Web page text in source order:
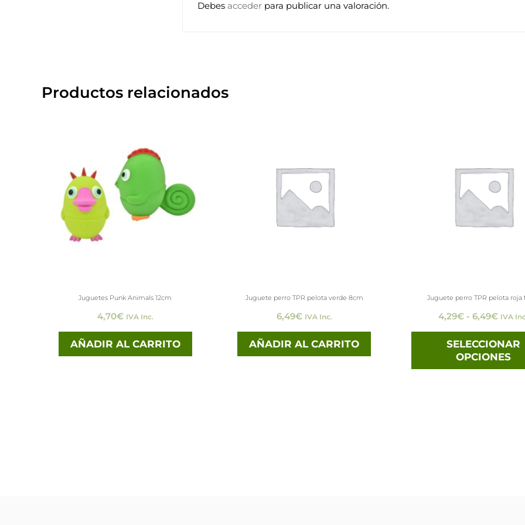
Debes acceder para publicar una valoración.
Productos relacionados
Juguetes Punk Animals 12cm
4,70€ IVA Inc.
AÑADIR AL CARRITO
Juguete perro TPR pelota verde 8cm
6,49€ IVA Inc.
AÑADIR AL CARRITO
Juguete perro TPR pelota roja
4,29€ - 6,49€
hasta
6,49€
IVA
SELECCIONAR
OPCIONES